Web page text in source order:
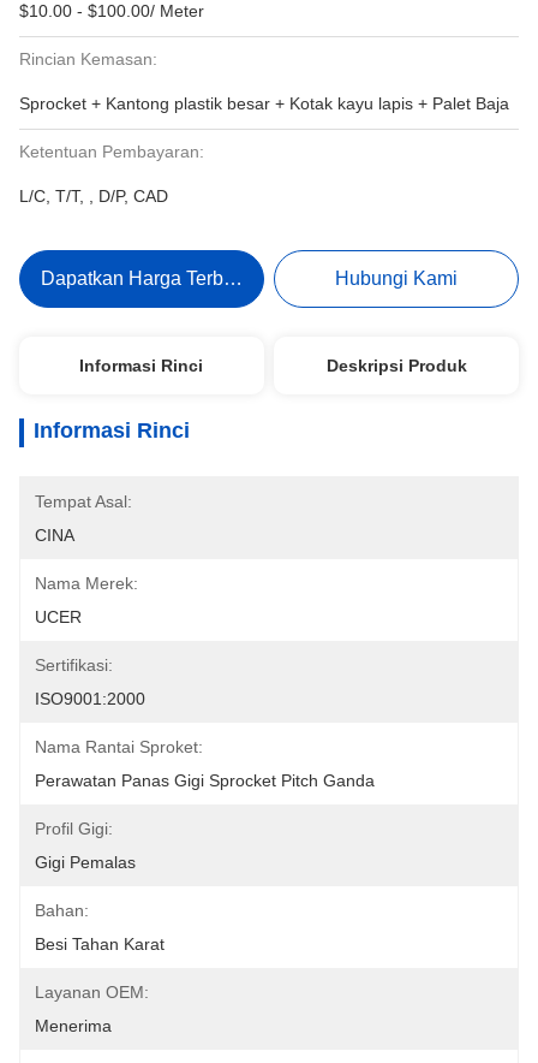
$10.00 - $100.00/ Meter
Rincian Kemasan:
Sprocket + Kantong plastik besar + Kotak kayu lapis + Palet Baja
Ketentuan Pembayaran:
L/C, T/T, , D/P, CAD
Dapatkan Harga Terbaik Hubungi Kami
Informasi Rinci Deskripsi Produk
Informasi Rinci
Tempat Asal:
CINA
Nama Merek:
UCER
Sertifikasi:
ISO9001:2000
Nama Rantai Sproket:
Perawatan Panas Gigi Sprocket Pitch Ganda
Profil Gigi:
Gigi Pemalas
Bahan:
Besi Tahan Karat
Layanan OEM:
Menerima